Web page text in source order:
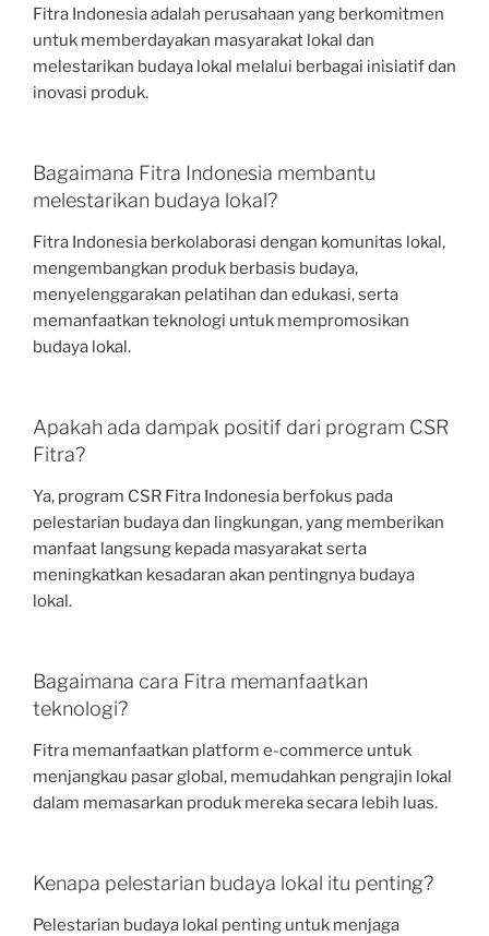
Fitra Indonesia adalah perusahaan yang berkomitmen
untuk memberdayakan masyarakat lokal dan
melestarikan budaya lokal melalui berbagai inisiatif dan
inovasi produk.
Bagaimana Fitra Indonesia membantu
melestarikan budaya lokal?
Fitra Indonesia berkolaborasi dengan komunitas lokal,
mengembangkan produk berbasis budaya,
menyelenggarakan pelatihan dan edukasi, serta
memanfaatkan teknologi untuk mempromosikan
budaya lokal.
Apakah ada dampak positif dari program CSR
Fitra?
Ya, program CSR Fitra Indonesia berfokus pada
pelestarian budaya dan lingkungan, yang memberikan
manfaat langsung kepada masyarakat serta
meningkatkan kesadaran akan pentingnya budaya
lokal.
Bagaimana cara Fitra memanfaatkan
teknologi?
Fitra memanfaatkan platform e-commerce untuk
menjangkau pasar global, memudahkan pengrajin lokal
dalam memasarkan produk mereka secara lebih luas.
Kenapa pelestarian budaya lokal itu penting?
Pelestarian budaya lokal penting untuk menjaga